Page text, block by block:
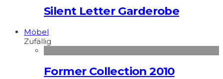
Silent Letter Garderobe
Möbel
Zufällig
Former Collection 2010